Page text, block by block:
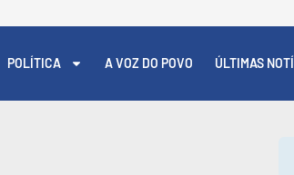
POLÍTICA A VOZ DO POVO ÚLTIMAS